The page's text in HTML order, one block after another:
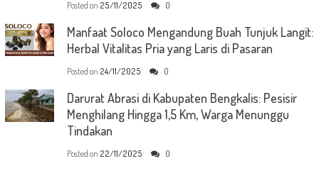
Posted on 25/11/2025 0
Manfaat Soloco Mengandung Buah Tunjuk Langit:
Herbal Vitalitas Pria yang Laris di Pasaran
Posted on 24/11/2025 0
Darurat Abrasi di Kabupaten Bengkalis: Pesisir
Menghilang Hingga 1,5 Km, Warga Menunggu
Tindakan
Posted on 22/11/2025 0